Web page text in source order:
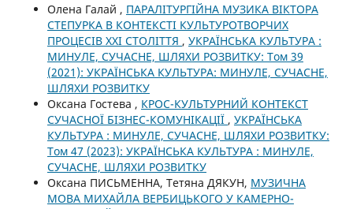
Олена Галай , ПАРАЛІТУРГІЙНА МУЗИКА ВІКТОРА
СТЕПУРКА В КОНТЕКСТІ КУЛЬТУРОТВОРЧИХ
ПРОЦЕСІВ ХХІ СТОЛІТТЯ , УКРАЇНСЬКА КУЛЬТУРА :
МИНУЛЕ, СУЧАСНЕ, ШЛЯХИ РОЗВИТКУ: Том 39
(2021): УКРАЇНСЬКА КУЛЬТУРА: МИНУЛЕ, СУЧАСНЕ,
ШЛЯХИ РОЗВИТКУ
Оксана Гостева , КРОС-КУЛЬТУРНИЙ КОНТЕКСТ
СУЧАСНОЇ БІЗНЕС-КОМУНІКАЦІЇ , УКРАЇНСЬКА
КУЛЬТУРА : МИНУЛЕ, СУЧАСНЕ, ШЛЯХИ РОЗВИТКУ:
Том 47 (2023): УКРАЇНСЬКА КУЛЬТУРА : МИНУЛЕ,
СУЧАСНЕ, ШЛЯХИ РОЗВИТКУ
Оксана ПИСЬМЕННА, Тетяна ДЯКУН, МУЗИЧНА
МОВА МИХАЙЛА ВЕРБИЦЬКОГО У КАМЕРНО-